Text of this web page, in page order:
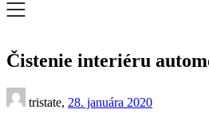
Čistenie interiéru
tristate, 28. januára 2020